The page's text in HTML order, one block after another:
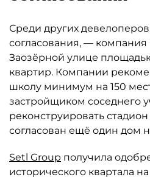
Среди других
согласования, —
Заозёрной улице
квартир. Компании
школу минимум на 150
застройщиком соседнего
реконструировать
согласован ещё один дом
Setl Group получила
исторического квартала